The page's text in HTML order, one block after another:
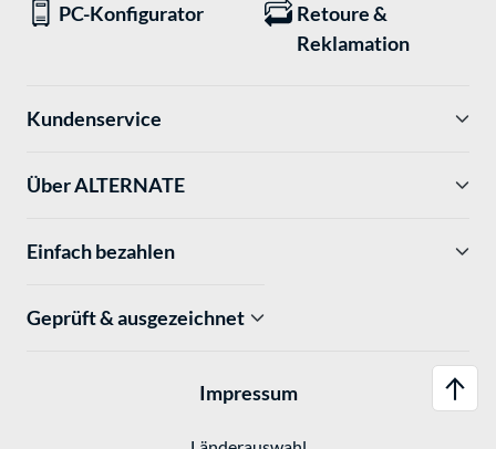
PC-Konfigurator
Retoure &
Reklamation
Kundenservice
Über ALTERNATE
Einfach bezahlen
Geprüft & ausgezeichnet
Impressum